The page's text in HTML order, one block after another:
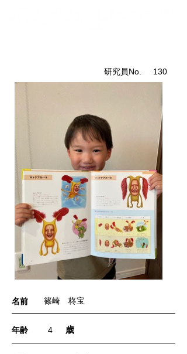
​研究員No. 130
名前 篠崎 柊宝
年齢 4 歳